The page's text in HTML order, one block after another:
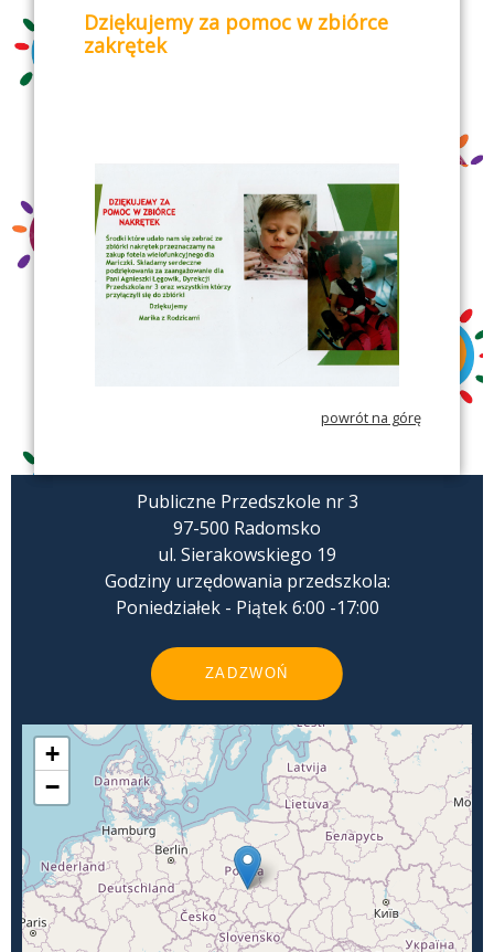
Dziękujemy za pomoc w zbiórce
zakrętek
powrót na górę
Publiczne Przedszkole nr 3
97-500 Radomsko
ul. Sierakowskiego 19
Godziny urzędowania przedszkola:
Poniedziałek - Piątek 6:00 -17:00
ZADZWOŃ
+
−